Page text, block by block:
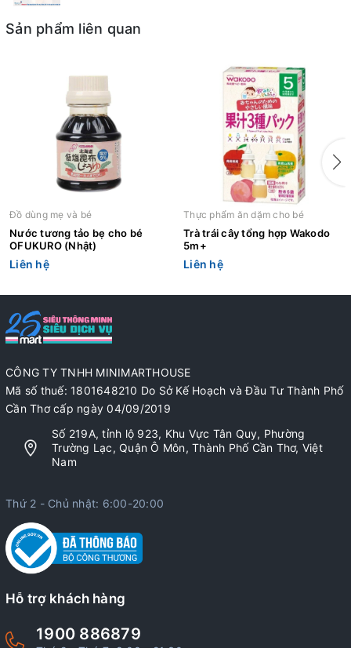
Sản phẩm liên quan
Đồ dùng mẹ và bé
Nước tương tảo bẹ cho bé
OFUKURO (Nhật)
Liên hệ
Thực phẩm ăn dặm cho bé
Trà trái cây tổng hợp Wakodo
5m+
Liên hệ
CÔNG TY TNHH MINIMARTHOUSE
Mã số thuế: 1801648210 Do Sở Kế Hoạch và Đầu Tư Thành Phố
Cần Thơ cấp ngày 04/09/2019
Số 219A, tỉnh lộ 923, Khu Vực Tân Quy, Phường
Trường Lạc, Quận Ô Môn, Thành Phố Cần Thơ, Việt
Nam
Thứ 2 - Chủ nhật: 6:00-20:00
Hỗ trợ khách hàng
1900 886879